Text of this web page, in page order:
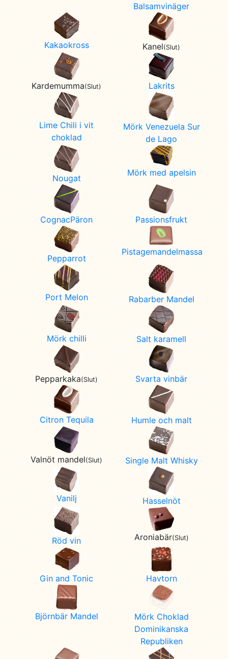
Balsamvinäger
Kakaokross Kanel(Slut)
Kardemumma(Slut) Lakrits
Lime Chili i vit
choklad
Mörk Venezuela Sur
de Lago
Nougat
Mörk med apelsin
CognacPäron Passionsfrukt
Pepparrot
Pistagemandelmassa
Port Melon Rabarber Mandel
Mörk chilli Salt karamell
Pepparkaka(Slut) Svarta vinbär
Citron Tequila Humle och malt
Valnöt mandel(Slut) Single Malt Whisky
Vanilj Hasselnöt
Röd vin Aroniabär(Slut)
Gin and Tonic Havtorn
Björnbär Mandel
Mörk Choklad
Dominikanska
Republiken